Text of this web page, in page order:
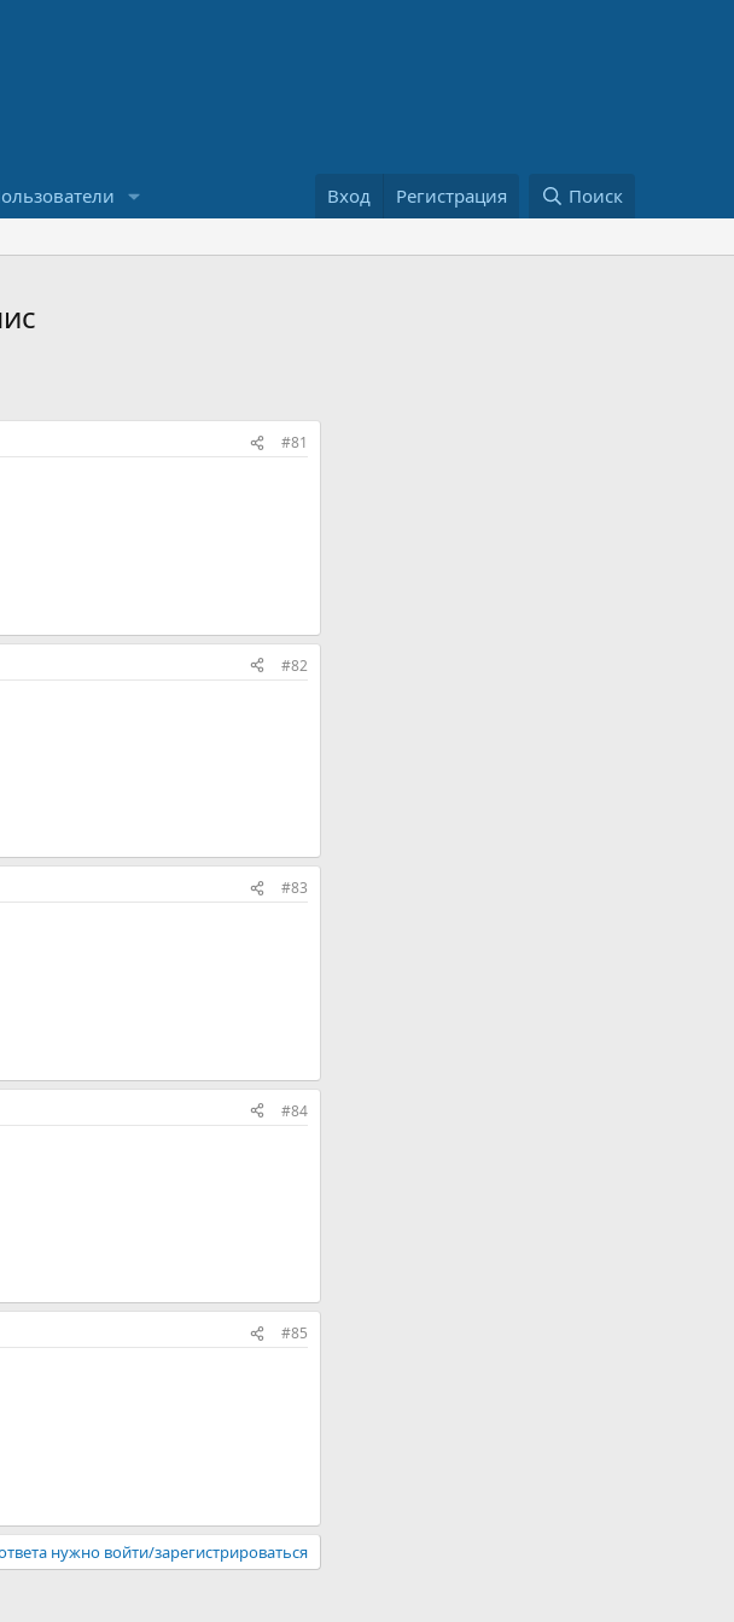
Вход Регистрация Поиск
#81
#82
#83
#84
#85
нужно войти/зарегистрироваться